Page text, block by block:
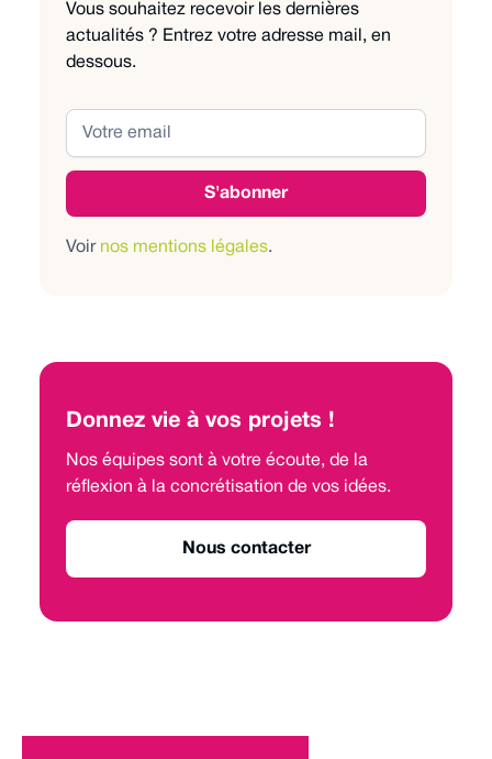
Vous souhaitez recevoir les dernières
actualités ? Entrez votre adresse mail, en
dessous.
Voir nos mentions légales.
Donnez vie à vos projets !
Nos équipes sont à votre écoute, de la
réflexion à la concrétisation de vos idées.
Nous contacter